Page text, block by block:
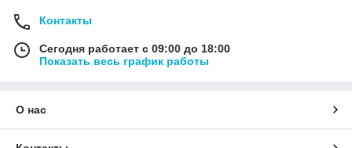
Контакты
Сегодня работает с 09:00 до 18:00
Показать весь график работы
О нас